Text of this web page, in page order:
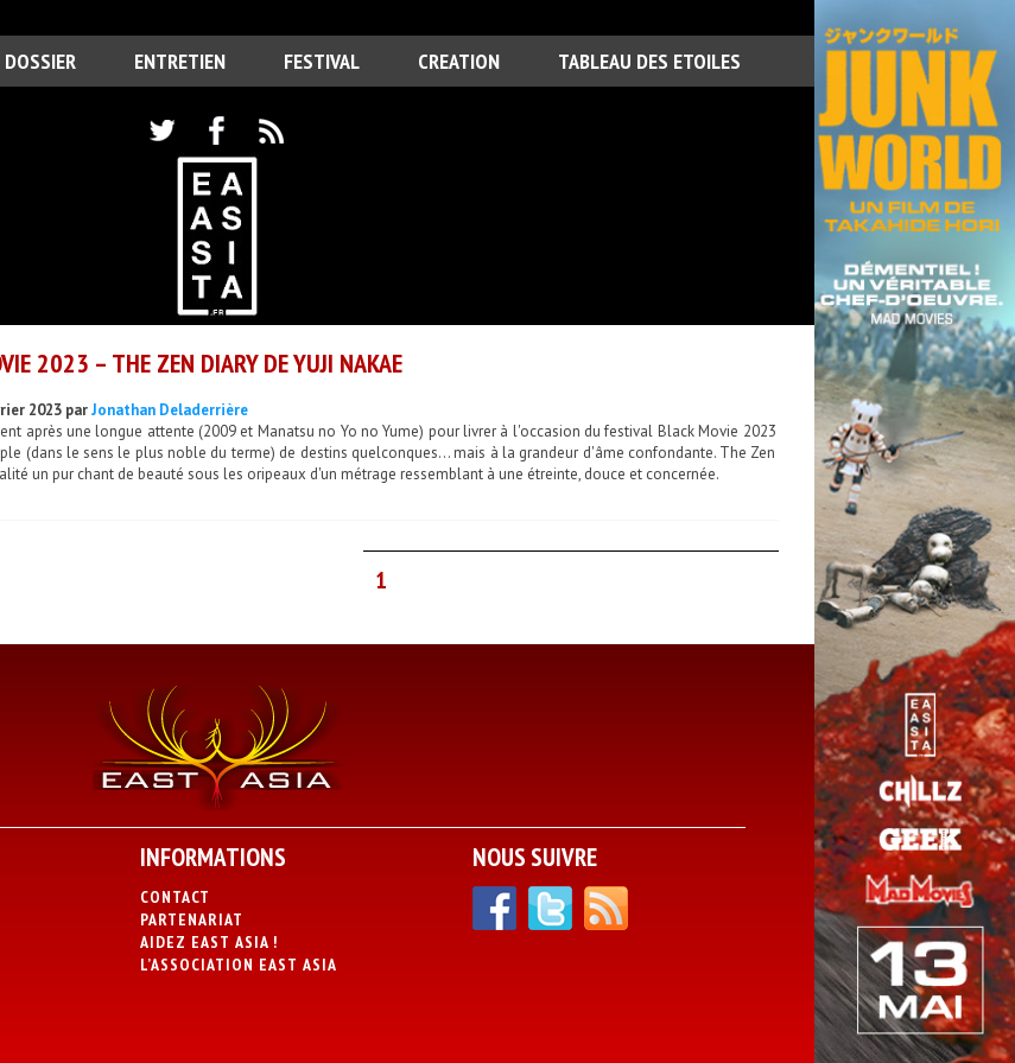
DOSSIER ENTRETIEN FESTIVAL CREATION TABLEAU DES ETOILES
2023 – THE ZEN DIARY DE YUJI NAKAE
2023 parJonathan Deladerrière
après une longue attente (2009 et Manatsu no Yo no Yume) pour livrer à l'occasion du festival Black Movie 2023
(dans le sens le plus noble du terme) de destins quelconques... mais à la grandeur d'âme confondante. The Zen
un pur chant de beauté sous les oripeaux d'un métrage ressemblant à une étreinte, douce et concernée.
1
INFORMATIONS
CONTACT
PARTENARIAT
AIDEZ EAST ASIA !
L’ASSOCIATION EAST ASIA
NOUS SUIVRE